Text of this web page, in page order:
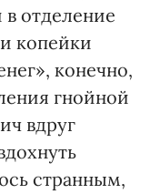
отделение
копейки
конечно,
гнойной
вдруг
странным,